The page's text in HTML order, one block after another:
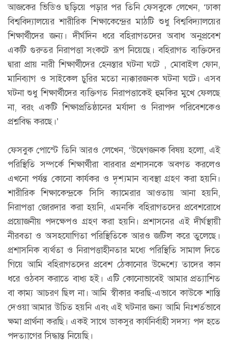
আজকের ভিডিও ছড়িয়ে পড়ার পর তিনি ফেসবুকে লেখেন, ‘ঢাকা
বিশ্ববিদ্যালয়ের শারীরিক শিক্ষাকেন্দ্রের মাঠটি শুধু বিশ্ববিদ্যালয়ের
শিক্ষার্থীদের জন্য। দীর্ঘদিন ধরে বহিরাগতদের অবাধ অনুপ্রবেশ
একটি গুরুতর নিরাপত্তা সংকটে রূপ নিয়েছে। বহিরাগত ব্যক্তিদের
দ্বারা প্রায় নারী শিক্ষার্থীদের হেনস্তার ঘটনা ঘটে , মোবাইল ফোন,
মানিব্যাগ ও সাইকেল চুরির মতো ন্যক্কারজনক ঘটনা ঘটে। এসব
ঘটনা শুধু শিক্ষার্থীদের ব্যক্তিগত নিরাপত্তাকেই হুমকির মুখে ফেলছে
না, বরং একটি শিক্ষাপ্রতিষ্ঠানের মর্যাদা ও নিরাপদ পরিবেশকেও
প্রশ্নবিদ্ধ করছে।’
ফেসবুক পোস্টে তিনি আরও লেখেন, ‘উদ্বেগজনক বিষয় হলো, এই
পরিস্থিতি সম্পর্কে শিক্ষার্থীরা বারবার প্রশাসনকে অবগত করলেও
এখনো পর্যন্ত কোনো কার্যকর ও দৃশ্যমান ব্যবস্থা গ্রহণ করা হয়নি।
শারীরিক শিক্ষাকেন্দ্রকে সিসি ক্যামেরার আওতায় আনা হয়নি,
নিরাপত্তা জোরদার করা হয়নি, এমনকি বহিরাগতদের প্রবেশরোধে
প্রয়োজনীয় পদক্ষেপও গ্রহণ করা হয়নি। প্রশাসনের এই দীর্ঘস্থায়ী
নীরবতা ও অসহযোগিতা পরিস্থিতিকে আরও জটিল করে তুলেছে।
প্রশাসনিক ব্যর্থতা ও নিরাপত্তাহীনতার মধ্যে পরিস্থিতি সামাল দিতে
গিয়ে আমি বহিরাগতদের প্রবেশ ঠেকানোর উদ্দেশ্যে তাদের কান
ধরে ওঠবস করাতে বাধ্য হই। এটি কোনোভাবেই আমার প্রত্যাশিত
বা কাম্য আচরণ ছিল না। আমি স্বীকার করছি-এভাবে কাউকে শাস্তি
দেওয়া আমার উচিত হয়নি এবং এই ঘটনার জন্য আমি নিঃশর্তভাবে
ক্ষমা প্রার্থনা করছি। একই সাথে ডাকসুর কার্যনির্বাহী সদস্য পদ হতে
পদত্যাগের সিদ্ধান্ত নিয়েছি।